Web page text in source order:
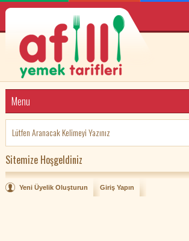
Menu
Sitemize Hoşgeldiniz
Yeni Üyelik Oluşturun Giriş Yapın